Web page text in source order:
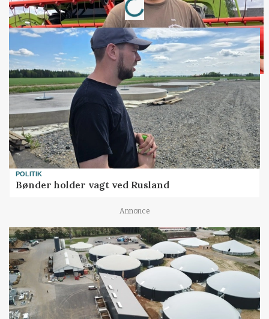
POLITIK
Bønder holder vagt ved Rusland
Annonce